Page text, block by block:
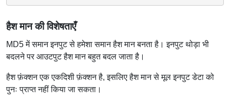
हैश मान की विशेषताएँ
MD5 में समान इनपुट से हमेशा समान हैश मान बनता है। इनपुट थोड़ा भी
बदलने पर आउटपुट हैश मान बहुत बदल जाता है।
हैश फ़ंक्शन एक एकदिशी फ़ंक्शन है, इसलिए हैश मान से मूल इनपुट डेटा को
पुनः प्राप्त नहीं किया जा सकता।